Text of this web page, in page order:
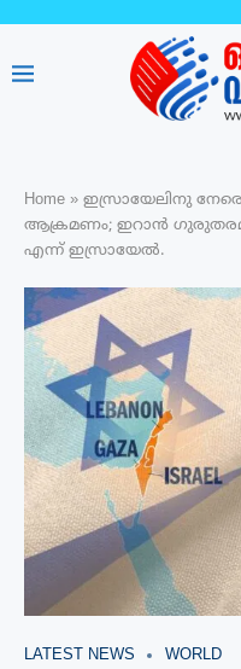
Home » ഇസ്രായേലിനു
ആക്രമണം; ഇറാൻ
എന്ന് ഇസ്രായേൽ.
LATEST NEWS WORLD